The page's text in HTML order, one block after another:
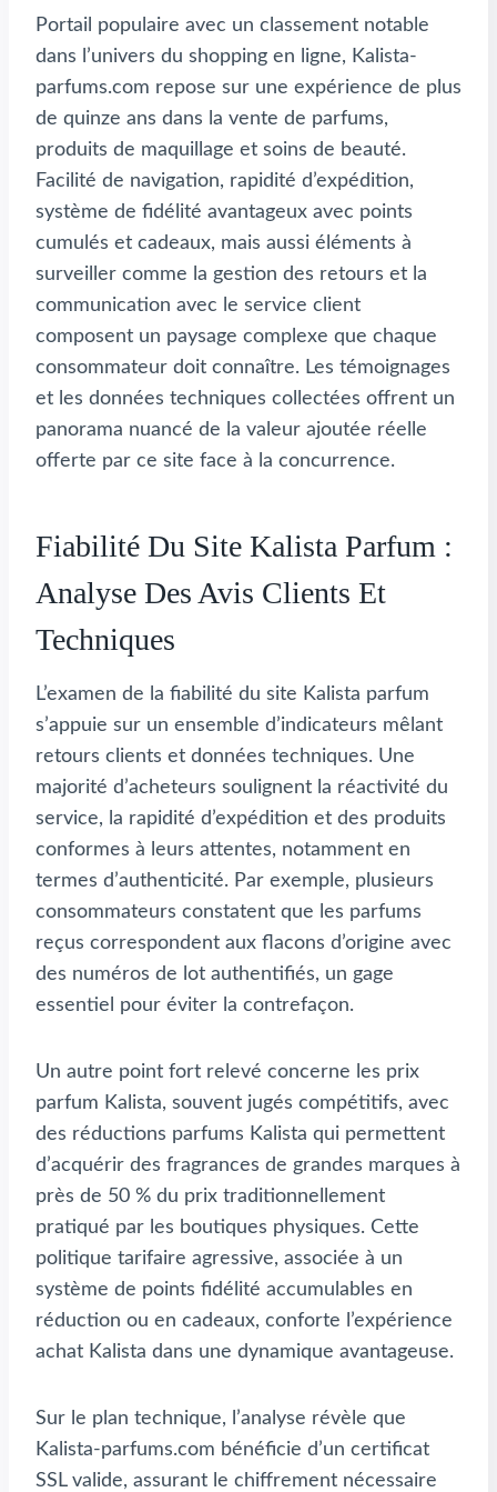
Portail populaire avec un classement notable
dans l’univers du shopping en ligne, Kalista-
parfums.com repose sur une expérience de plus
de quinze ans dans la vente de parfums,
produits de maquillage et soins de beauté.
Facilité de navigation, rapidité d’expédition,
système de fidélité avantageux avec points
cumulés et cadeaux, mais aussi éléments à
surveiller comme la gestion des retours et la
communication avec le service client
composent un paysage complexe que chaque
consommateur doit connaître. Les témoignages
et les données techniques collectées offrent un
panorama nuancé de la valeur ajoutée réelle
offerte par ce site face à la concurrence.
Fiabilité Du Site Kalista Parfum :
Analyse Des Avis Clients Et
Techniques
L’examen de la fiabilité du site Kalista parfum
s’appuie sur un ensemble d’indicateurs mêlant
retours clients et données techniques. Une
majorité d’acheteurs soulignent la réactivité du
service, la rapidité d’expédition et des produits
conformes à leurs attentes, notamment en
termes d’authenticité. Par exemple, plusieurs
consommateurs constatent que les parfums
reçus correspondent aux flacons d’origine avec
des numéros de lot authentifiés, un gage
essentiel pour éviter la contrefaçon.
Un autre point fort relevé concerne les prix
parfum Kalista, souvent jugés compétitifs, avec
des réductions parfums Kalista qui permettent
d’acquérir des fragrances de grandes marques à
près de 50 % du prix traditionnellement
pratiqué par les boutiques physiques. Cette
politique tarifaire agressive, associée à un
système de points fidélité accumulables en
réduction ou en cadeaux, conforte l’expérience
achat Kalista dans une dynamique avantageuse.
Sur le plan technique, l’analyse révèle que
Kalista-parfums.com bénéficie d’un certificat
SSL valide, assurant le chiffrement nécessaire